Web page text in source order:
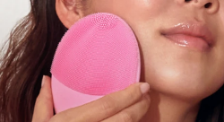
issa™ Teeth Whitening Set
Polski
Svenska
Türkçe
简体中文